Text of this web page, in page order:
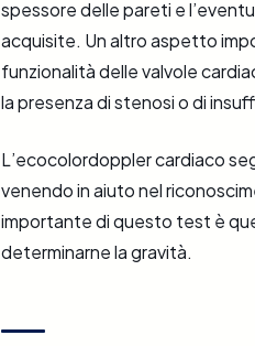
spessore delle pareti e
acquisite. Un altro aspetto
funzionalità delle valvole
la presenza di stenosi o di
L’ecocolordoppler cardiaco
venendo in aiuto nel
importante di questo test è
determinarne la gravità.